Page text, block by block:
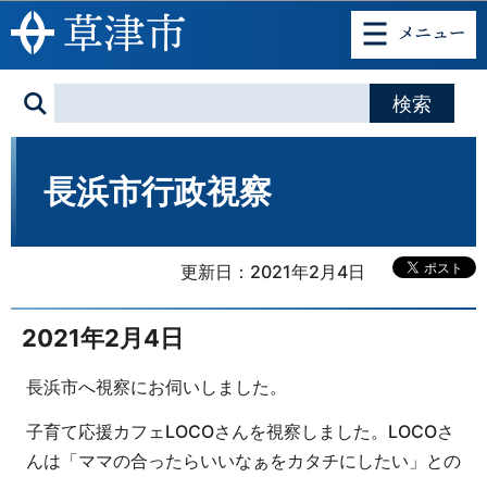
このページの本文へ移動
長浜市行政視察
更新日：2021年2月4日
2021年2月4日
長浜市へ視察にお伺いしました。
子育て応援カフェLOCOさんを視察しました。LOCOさ
んは「ママの合ったらいいなぁをカタチにしたい」との